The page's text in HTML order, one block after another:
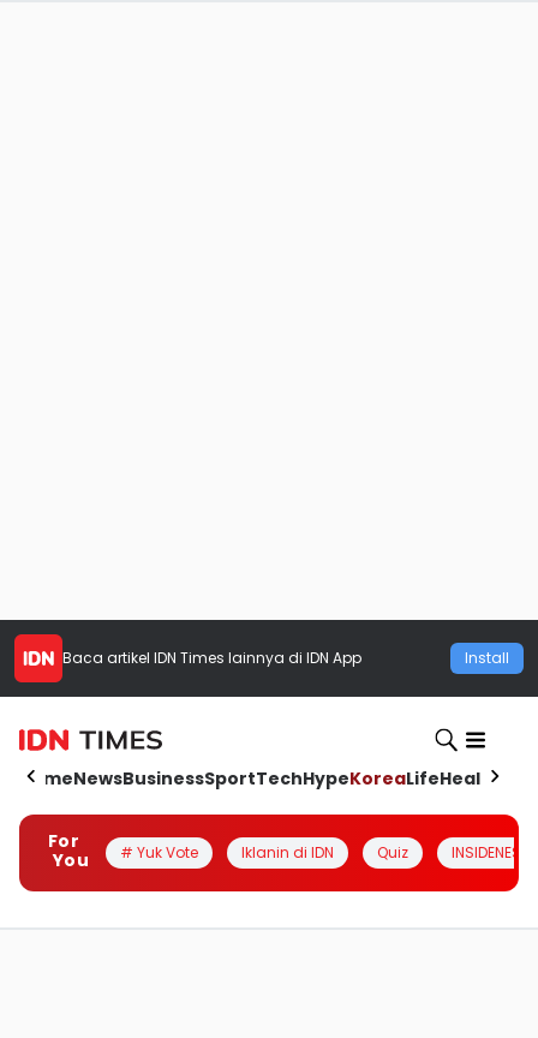
Baca artikel IDN Times lainnya di IDN App Install
HomeNewsBusinessSportTechHypeKoreaLifeHealth
For
You
# Yuk Vote Iklanin di IDN Quiz INSIDENESIA